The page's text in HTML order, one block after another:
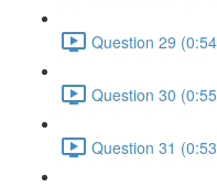
Question 29
Question 30
Question 31